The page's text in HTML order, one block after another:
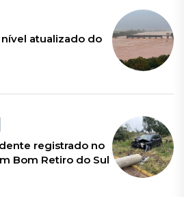
nível atualizado do
registrado no
Bom Retiro do Sul